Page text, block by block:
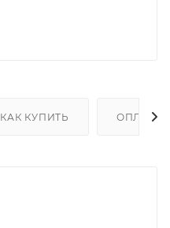
КАК КУПИТЬ ОПЛАТА